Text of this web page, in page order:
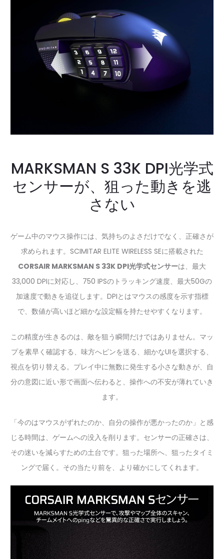
MARKSMAN S 33K DPI光学式
センサーが、狙った動きを逃
さない
ゲーム中のマウス操作には、気持ちのよさだけでなく、正確さが
求められます。SCIMITAR ELITE WIRELESS SEに搭載された
CORSAIR MARKSMAN S 33K DPI光学式センサーは、最大
33,000 DPIに対応し、750 IPSのトラッキング速度、最大50Gの
加速度で動きを追従します。DPIとはマウスの感度を示す指標
で、数値が高いほど細かな設定幅を持たせやすくなります。
この精度が生きるのは、敵を狙う瞬間だけではありません。マッ
プを素早く確認する、味方へピンを送る、細かなUIを選択する、
視点を切り替える。プレイ中に無数に発生する小さな動きが、自
分の意図に近い形で画面へ伝わると、操作への不安が薄れていき
ます。
「今のはマウスがずれたのか、自分の操作が悪かったのか」と感
じる時間は、ゲームへの没入を削ります。センサーの正確さは、
その迷いを減らすための土台です。狙った場所へ、狙ったタイミ
ングで届く。その当たり前を、より確かにしてくれます。